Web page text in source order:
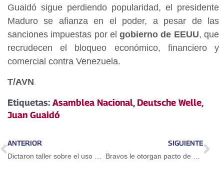
Guaidó sigue perdiendo popularidad, el presidente
Maduro se afianza en el poder, a pesar de las
sanciones impuestas por elgobierno de EEUU, que
recrudecen el bloqueo económico, financiero y
comercial contra Venezuela.
T/AVN
Etiquetas: Asamblea Nacional, Deutsche Welle,
Juan Guaidó
ANTERIOR SIGUIENTE